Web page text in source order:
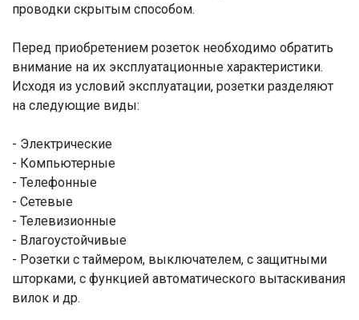
проводки скрытым способом.
Перед приобретением розеток необходимо обратить
внимание на их эксплуатационные характеристики.
Исходя из условий эксплуатации, розетки разделяют
на следующие виды:
- Электрические
- Компьютерные
- Телефонные
- Сетевые
- Телевизионные
- Влагоустойчивые
- Розетки с таймером, выключателем, с защитными
шторками, с функцией автоматического вытаскивания
вилок и др.